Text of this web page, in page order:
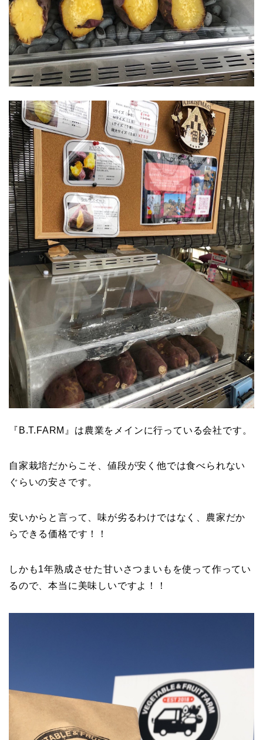
『B.T.FARM』は農業をメインに行っている会社です。
自家栽培だからこそ、値段が安く他では食べられない
ぐらいの安さです。
安いからと言って、味が劣るわけではなく、農家だか
らできる価格です！！
しかも1年熟成させた甘いさつまいもを使って作ってい
るので、本当に美味しいですよ！！